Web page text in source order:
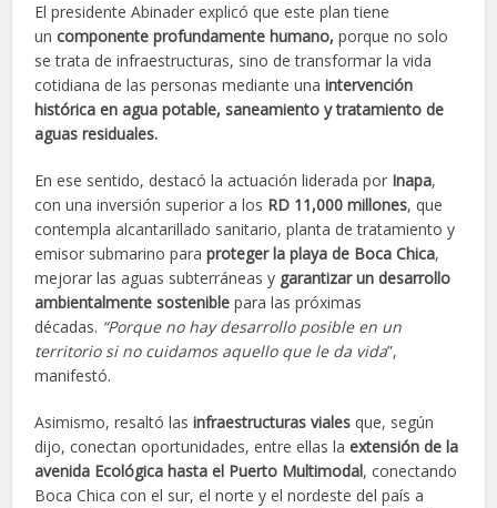
El presidente Abinader explicó que este plan tiene
uncomponente profundamente humano, porque no solo
se trata de infraestructuras, sino de transformar la vida
cotidiana de las personas mediante unaintervención
histórica en agua potable, saneamiento y tratamiento de
aguas residuales.
En ese sentido, destacó la actuación liderada por Inapa,
con una inversión superior a los RD 11,000 millones, que
contempla alcantarillado sanitario, planta de tratamiento y
emisor submarino paraproteger la playa de Boca Chica,
mejorar las aguas subterráneas y garantizar un desarrollo
ambientalmente sosteniblepara las próximas
décadas. “Porque no hay desarrollo posible en un
territorio si no cuidamos aquello que le da vida”,
manifestó.
Asimismo, resaltó lasinfraestructuras viales que, según
dijo, conectan oportunidades, entre ellas laextensión de la
avenida Ecológica hasta el Puerto Multimodal, conectando
Boca Chica con el sur, el norte y el nordeste del país a